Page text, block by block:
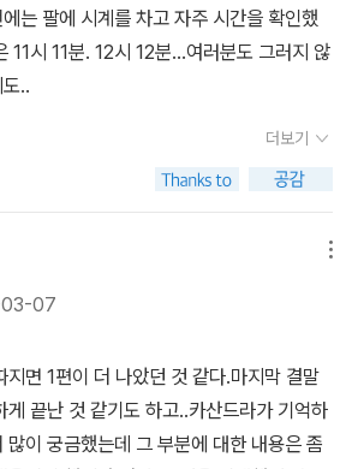
17세 청년은 북한이라는 전체주의에 염증
무정부주의로 쓰레기더미에서 살아가는
는 감성이 많이 달라서 느낌은 별로다.여
것은 카산드라의 부모가 자신의 아이를 실
이 좀 충격으로 다가오는 상상의 이야기이
는 팔에 시계를 차고 자주 시간을 확인했
11시 11분. 12시 12분...여러분도 그러지 않
..
더보기
07
면 1편이 더 나았던 것 같다.마지막 결말
게 끝난 것 같기도 하고..카산드라가 기억하
많이 궁금했는데 그 부분에 대한 내용은 좀